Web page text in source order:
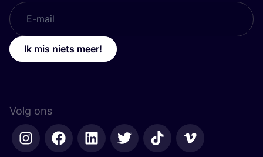
Ik mis niets meer!
Volg ons